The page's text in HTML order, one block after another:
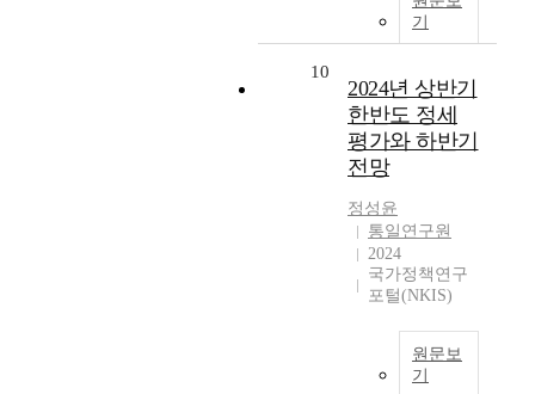
기
10
2024년 상반기
한반도 정세
평가와 하반기
전망
정성윤
통일연구원
2024
국가정책연구
포털(NKIS)
원문보
기